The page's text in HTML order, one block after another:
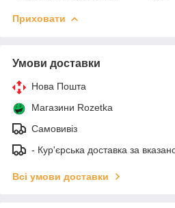
Приховати
Умови доставки
Нова Пошта
Магазини Rozetka
Самовивіз
- Кур'єрська доставка за
Всі умови доставки